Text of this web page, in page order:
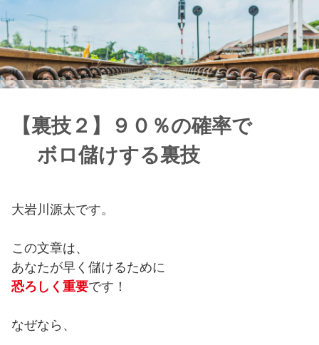
【裏技２】９０％の確率で
ボロ儲けする裏技
大岩川源太です。
この文章は、
あなたが早く儲けるために
恐ろしく重要です！
なぜなら、